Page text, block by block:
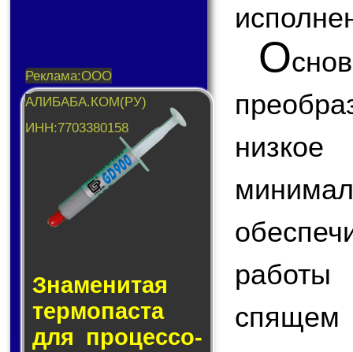
Знаменитая
тер­мо­пас­та
для про­цес­со­
О
работы